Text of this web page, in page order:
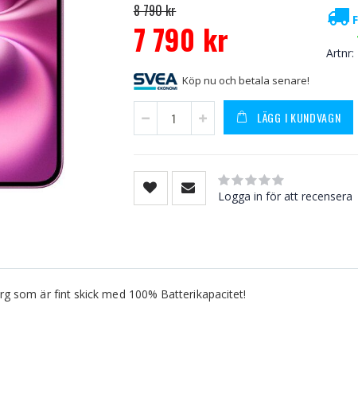
8 790 kr
Special
Price
7 790 kr
Artnr
Köp nu och betala senare!
LÄGG I KUNDVAGN
Rating:
0% of100
Logga in för att recensera
som är fint skick med 100% Batterikapacitet!